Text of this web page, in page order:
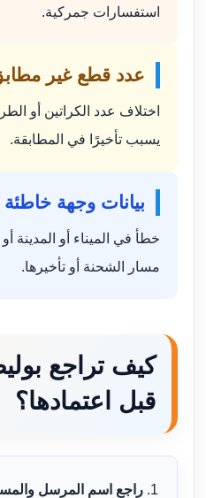
استفسارات جمركية.
عدد قطع غير
اختلاف عدد الكراتين أو
يسبب تأخيرًا في المطابقة.
بيانات وجهة خاطئة
خطأ في الميناء أو المدينة
مسار الشحنة أو تأخيرها.
كيف تراجع
قبل اعتمادها؟
راجع اسم المرسل